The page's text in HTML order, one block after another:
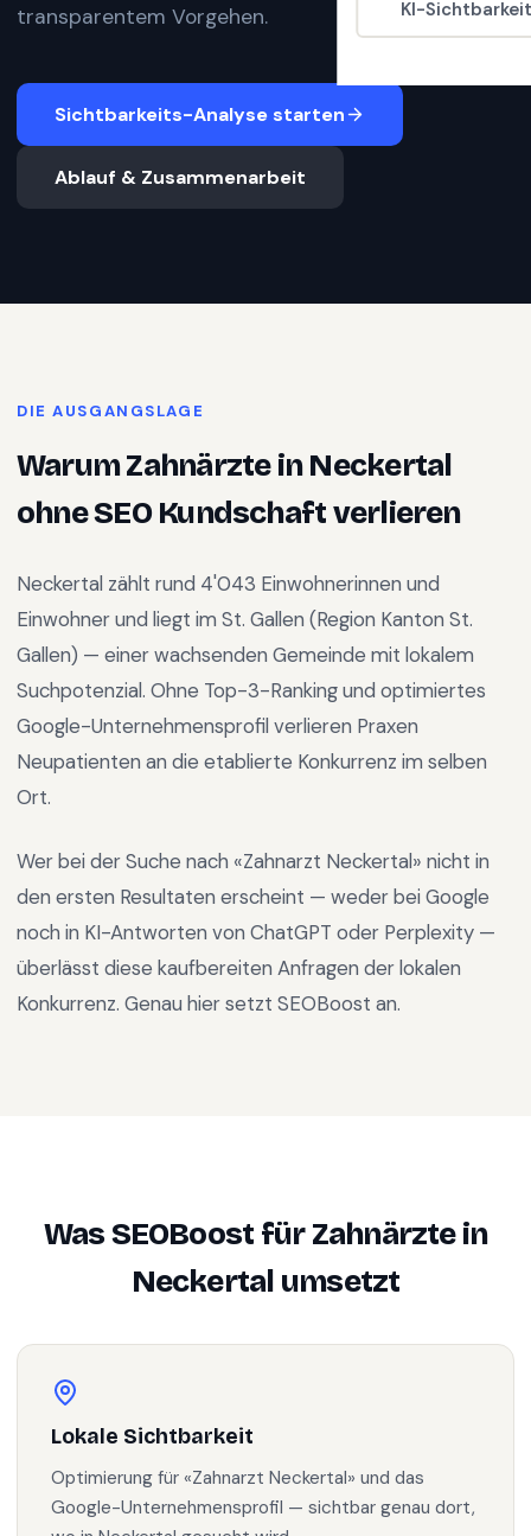
KI-
transparentem Vorgehen.
Sichtbarkeits-Analyse starten
Ablauf & Zusammenarbeit
DIE AUSGANGSLAGE
WarumZahnärzteinNeckertal
ohne SEO Kundschaft verlieren
Neckertal zählt rund 4'043 Einwohnerinnen und
Einwohner und liegt im St. Gallen (Region Kanton St.
Gallen) — einer wachsenden Gemeinde mit lokalem
Suchpotenzial. Ohne Top-3-Ranking und optimiertes
Google-Unternehmensprofil verlieren Praxen
Neupatienten an die etablierte Konkurrenz im selben
Ort.
Wer bei der Suche nach «Zahnarzt Neckertal» nicht in
den ersten Resultaten erscheint — weder bei Google
noch in KI-Antworten von ChatGPT oder Perplexity —
überlässt diese kaufbereiten Anfragen der lokalen
Konkurrenz. Genau hier setzt SEOBoost an.
Was SEOBoost fürZahnärztein
Neckertal umsetzt
Lokale Sichtbarkeit
Optimierung für «Zahnarzt Neckertal» und das
Google-Unternehmensprofil — sichtbar genau dort,